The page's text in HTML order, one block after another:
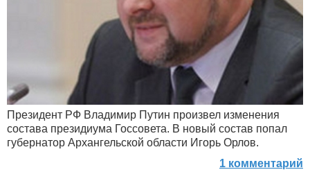
Президент РФ Владимир Путин произвел изменения
состава президиума Госсовета. В новый состав попал
губернатор Архангельской области Игорь Орлов.
1 комментарий